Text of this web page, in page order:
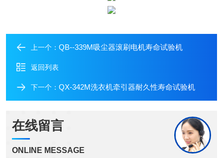
上一个： QB--339M吸尘器滚刷电机寿命试验机
返回列表
下一个： QX-342M洗衣机牵引器耐久性寿命试验机
在线留言
ONLINE MESSAGE